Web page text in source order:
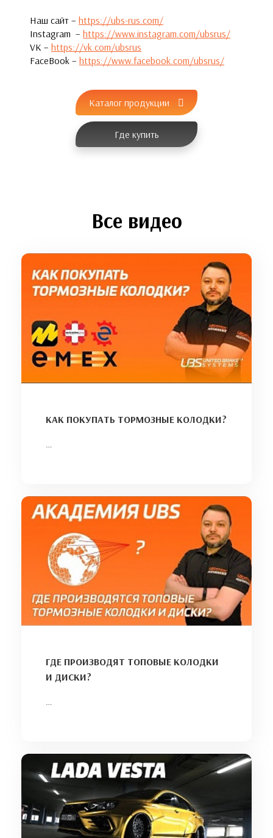
Наш сайт – https://ubs-rus.com/
Instagram – https://www.instagram.com/ubsrus/
VK – https://vk.com/ubsrus
FaceBook – https://www.facebook.com/ubsrus/
Каталог продукции
Где купить
Все видео
КАК ПОКУПАТЬ ТОРМОЗНЫЕ КОЛОДКИ?
ГДЕ ПРОИЗВОДЯТ ТОПОВЫЕ КОЛОДКИ
И ДИСКИ?
…